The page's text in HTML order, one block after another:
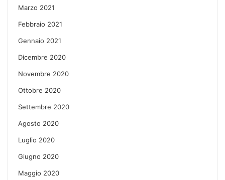
Marzo 2021
Febbraio 2021
Gennaio 2021
Dicembre 2020
Novembre 2020
Ottobre 2020
Settembre 2020
Agosto 2020
Luglio 2020
Giugno 2020
Maggio 2020